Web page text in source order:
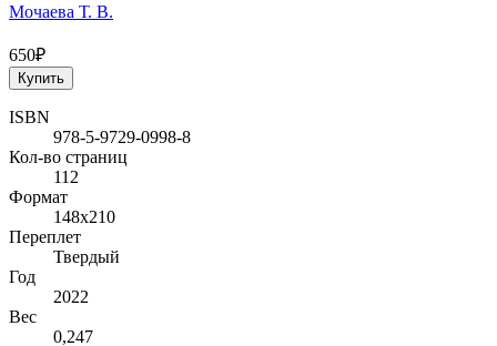
Мочаева Т. В.
650₽
Купить
ISBN
978-5-9729-0998-8
Кол-во страниц
112
Формат
148x210
Переплет
Твердый
Год
2022
Вес
0,247